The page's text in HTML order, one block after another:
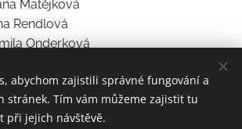
Matějková
abychom zajistili správné fungování a
stránek. Tím vám můžeme zajistit tu
při jejich návštěvě.